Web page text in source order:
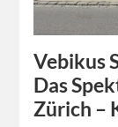
Vebikus
Das
Zürich –